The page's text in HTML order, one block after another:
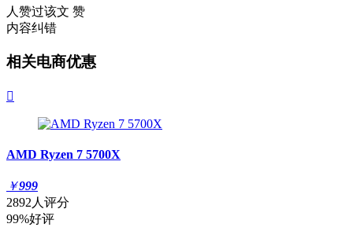
人赞过该文 赞
内容纠错
相关电商优惠

AMD Ryzen 7 5700X
￥999
2892人评分
99%好评